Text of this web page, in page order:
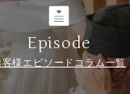
Episode
客様エピソードコラム一覧